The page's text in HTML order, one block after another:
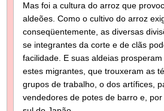
Mas foi a cultura do arroz que
aldeões. Como o cultivo do arroz
conseqüentemente, as diversas
se integrantes da corte e de clãs
facilidade. E suas aldeias
estes migrantes, que trouxeram as
grupos de trabalho, o dos artífices,
vendedores de potes de barro e,